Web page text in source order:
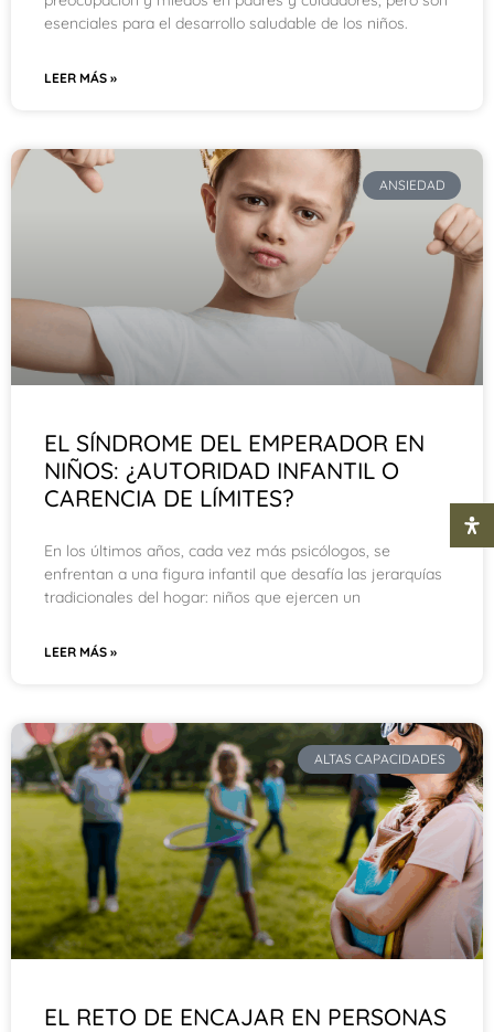
esenciales para el desarrollo saludable de los niños.
LEER MÁS »
ANSIEDAD
EL SÍNDROME DEL EMPERADOR EN
NIÑOS: ¿AUTORIDAD INFANTIL O
CARENCIA DE LÍMITES?
En los últimos años, cada vez más psicólogos, se
enfrentan a una figura infantil que desafía las jerarquías
tradicionales del hogar: niños que ejercen un
LEER MÁS »
ALTAS CAPACIDADES
EL RETO DE ENCAJAR EN PERSONAS